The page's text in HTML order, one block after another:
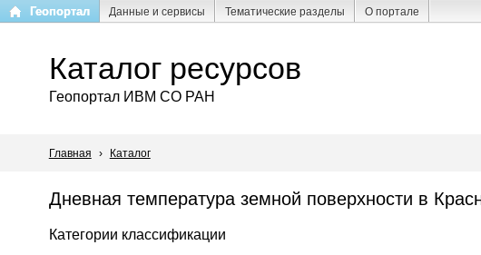
Перейти
содержанию
Геопортал Данные и сервисы Тематические разделы О портале
Каталог ресурсов
Геопортал ИВМ СО РАН
Главная › Каталог
Дневная температура земной поверхности в
Категории классификации